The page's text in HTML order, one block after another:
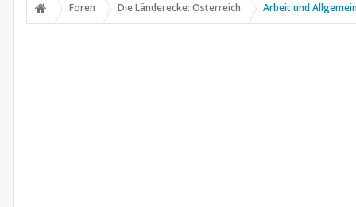
Foren Die Länderecke: Österreich Arbeit und